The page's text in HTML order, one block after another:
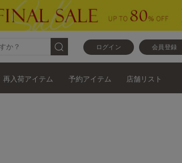
ログイン 会員登録
再入荷アイテム 予約アイテム 店舗リスト